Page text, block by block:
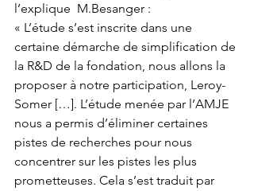
l’explique  M.Besanger :
« L’étude s’est inscrite dans une
certaine démarche de simplification de
la R&D de la fondation, nous allons la
proposer à notre participation, Leroy-
Somer […]. L’étude menée par l’AMJE
nous a permis d’éliminer certaines
pistes de recherches pour nous
concentrer sur les pistes les plus
prometteuses. Cela s’est traduit par